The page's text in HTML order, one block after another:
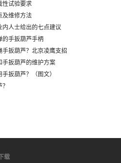
性试验要求
及维修方法
内人士给出的七点建议
的手扳葫芦手柄
手扳葫芦？北京凌鹰支招
手扳葫芦的维护方案
扳葫芦？（图文）
载